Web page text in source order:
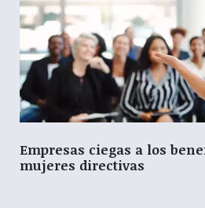
Empresas ciegas a los
mujeres directivas